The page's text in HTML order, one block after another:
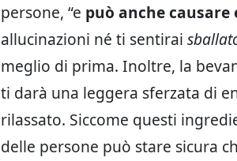
persone, “e può anche
allucinazioni né ti sentirai
meglio di prima. Inoltre, la
ti darà una leggera sferzata di
rilassato. Siccome questi
delle persone può stare sicura